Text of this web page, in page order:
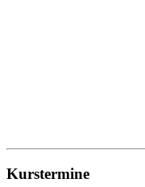
Kurstermine